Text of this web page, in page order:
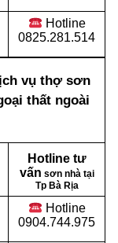
Hotline
0825.281.514
vụ thợ sơn
thất ngoài
Hotline tư
vấn sơn nhà tại
Tp Bà Rịa
Hotline
0904.744.975